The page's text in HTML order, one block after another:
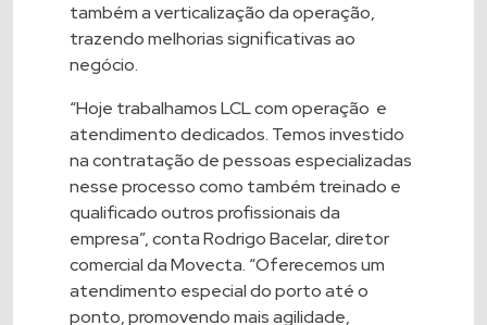
também a verticalização da operação,
trazendo melhorias significativas ao
negócio.
“Hoje trabalhamos LCL com operação e
atendimento dedicados. Temos investido
na contratação de pessoas especializadas
nesse processo como também treinado e
qualificado outros profissionais da
empresa”, conta Rodrigo Bacelar, diretor
comercial da Movecta. “Oferecemos um
atendimento especial do porto até o
ponto, promovendo mais agilidade,